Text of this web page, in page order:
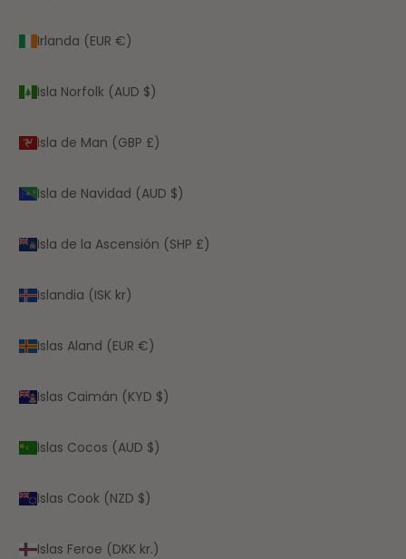
Irlanda (EUR €)
Isla Norfolk (AUD $)
Isla de Man (GBP £)
Isla de Navidad (AUD $)
Isla de la Ascensión (SHP £)
Islandia (ISK kr)
Islas Aland (EUR €)
Islas Caimán (KYD $)
Islas Cocos (AUD $)
Islas Cook (NZD $)
Islas Feroe (DKK kr.)